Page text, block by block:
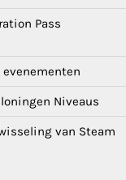
Pass
Niveaus
van Steam